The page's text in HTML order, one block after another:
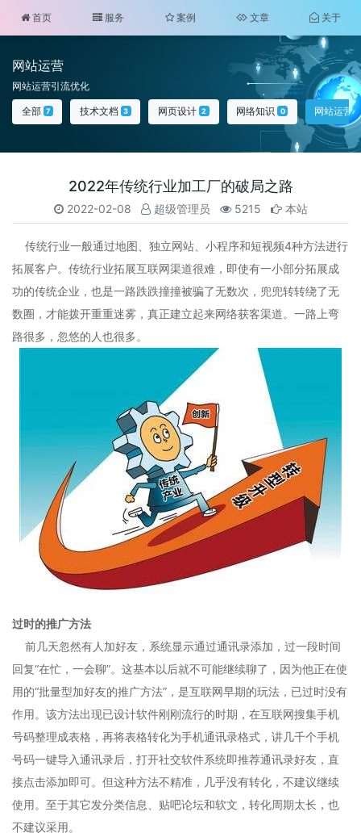
首页 服务 案例 文章 关于
网站运营
网站运营引流优化
全部 7 技术文档 3 网页设计 2 网络知识 0 网站运营
2022年传统行业加工厂的破局之路
2022-02-08 超级管理员 5215 本站
传统行业一般通过地图、独立网站、小程序和短视频4种方法进行
拓展客户。传统行业拓展互联网渠道很难，即使有一小部分拓展成
功的传统企业，也是一路跌跌撞撞被骗了无数次，兜兜转转绕了无
数圈，才能拨开重重迷雾，真正建立起来网络获客渠道。一路上弯
路很多，忽悠的人也很多。
过时的推广方法
前几天忽然有人加好友，系统显示通过通讯录添加，过一段时间
回复“在忙，一会聊”。这基本以后就不可能继续聊了，因为他正在使
用的“批量型加好友的推广方法”，是互联网早期的玩法，已过时没有
作用。该方法出现已设计软件刚刚流行的时期，在互联网搜集手机
号码整理成表格，再将表格转化为手机通讯录格式，讲几千个手机
号码一键导入通讯录后，打开社交软件系统即推荐通讯录好友，直
接点击添加即可。但这种方法不精准，几乎没有转化，不建议继续
使用。至于其它发分类信息、贴吧论坛和软文，转化周期太长，也
不建议采用。